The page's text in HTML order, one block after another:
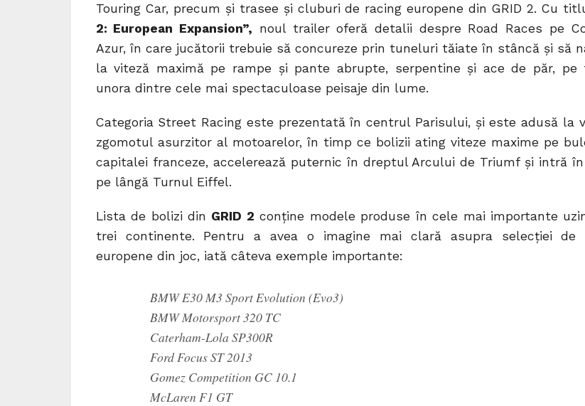
Touring Car, precum și trasee și cluburi de racing europene din GRID 2. Cu
2: European Expansion”, noul trailer oferă detalii despre Road Races pe
Azur, în care jucătorii trebuie să concureze prin tuneluri tăiate în stâncă și să
la viteză maximă pe rampe și pante abrupte, serpentine și ace de păr, pe
unora dintre cele mai spectaculoase peisaje din lume.
Categoria Street Racing este prezentată în centrul Parisului, și este adusă la
zgomotul asurzitor al motoarelor, în timp ce bolizii ating viteze maxime pe
capitalei franceze, accelerează puternic în dreptul Arcului de Triumf și intră
pe lângă Turnul Eiffel.
Lista de bolizi din GRID 2 conține modele produse în cele mai importante
trei continente. Pentru a avea o imagine mai clară asupra selecţiei de
europene din joc, iată câteva exemple importante:
BMW E30 M3 Sport Evolution (Evo3)
BMW Motorsport 320 TC
Caterham-Lola SP300R
Ford Focus ST 2013
Gomez Competition GC 10.1
McLaren F1 GT